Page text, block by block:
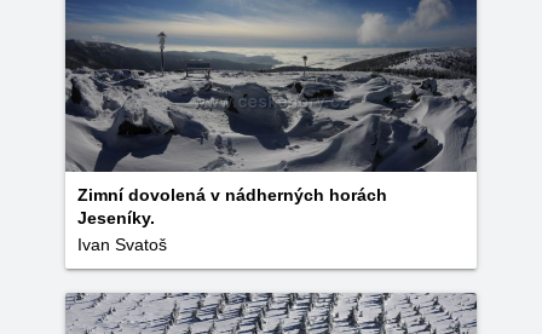
Zimní dovolená v nádherných horách
Jeseníky.
Ivan Svatoš